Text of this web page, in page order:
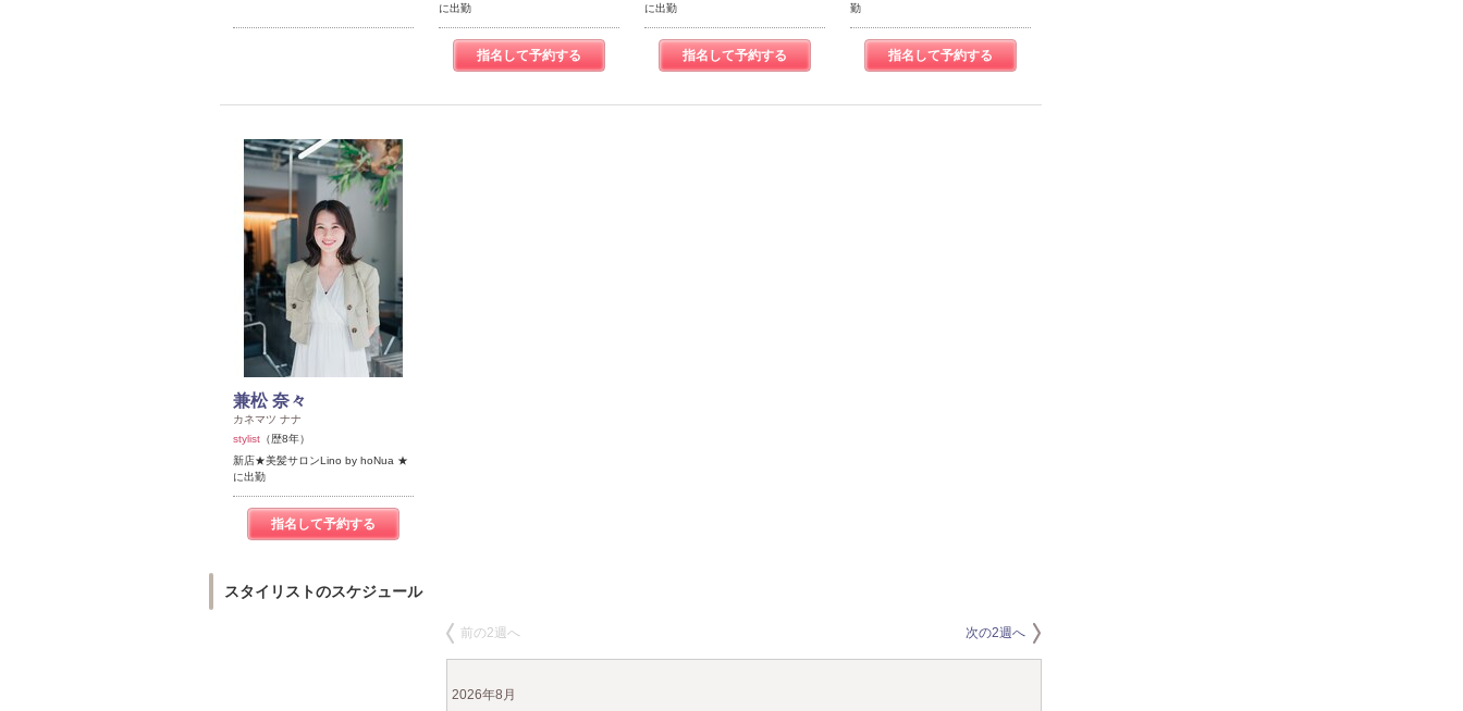
に出勤
指名して予約する
に出勤
指名して予約する
勤
指名して予約する
兼松 奈々
カネマツ ナナ
stylist（歴8年）
新店★美髪サロンLino by hoNua ★
に出勤
指名して予約する
スタイリストのスケジュール
前の2週へ 次の2週へ
2026年8月